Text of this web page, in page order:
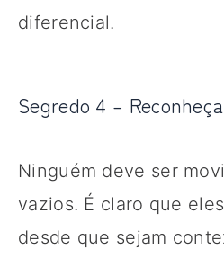
diferencial.
Segredo 4 –
Ninguém deve ser
vazios. É claro que
desde que sejam